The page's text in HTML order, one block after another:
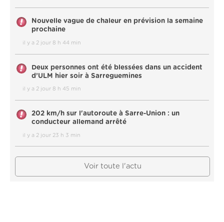
Nouvelle vague de chaleur en prévision la semaine
prochaine
il y a 2 jour 8 h 44 min
Deux personnes ont été blessées dans un accident
d’ULM hier soir à Sarreguemines
il y a 2 jour 8 h 45 min
202 km/h sur l'autoroute à Sarre-Union : un
conducteur allemand arrêté
il y a 2 jour 23 h 3 min
Voir toute l'actu